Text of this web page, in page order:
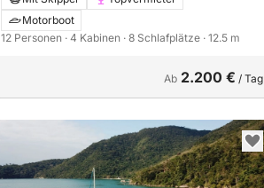
Motorboot
12 Personen · 4 Kabinen · 8 Schlafplätze · 12.5 m
Ab 2.200 € / Tag